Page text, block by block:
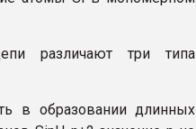
различают три типа
в образовании длинных